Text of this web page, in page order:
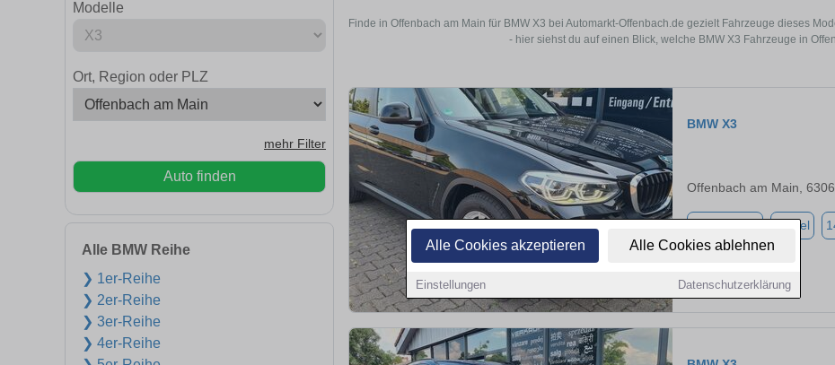
Alle Cookies akzeptieren Alle Cookies ablehnen
Einstellungen Datenschutzerklärung
Modelle
Ort, Region oder PLZ
mehr Filter
Auto finden
Alle BMW Reihe
❯ 1er-Reihe
❯ 2er-Reihe
❯ 3er-Reihe
❯ 4er-Reihe
Finde in Offenbach am Main für BMW X3 bei Automarkt-Offenbach.de gezielt Fahrzeuge dieses
- hier siehst du auf einen Blick, welche BMW X3 Fahrzeuge in
BMW X3
Offenbach am Main,
Diesel